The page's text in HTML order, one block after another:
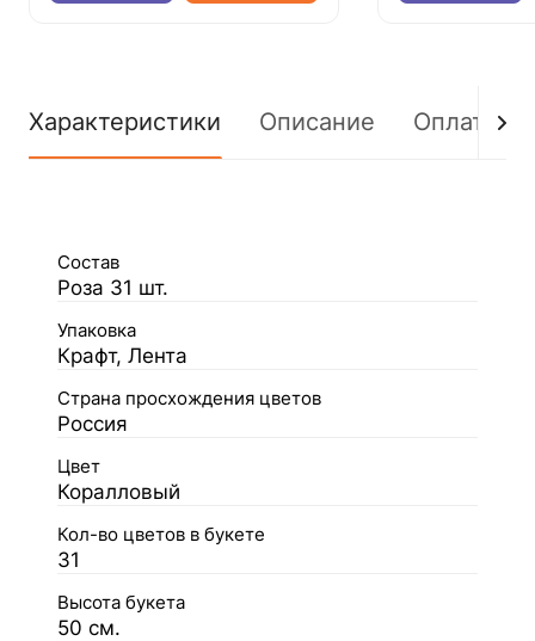
Характеристики Описание Оплата
Состав
Роза 31 шт.
Упаковка
Крафт, Лента
Страна просхождения цветов
Россия
Цвет
Коралловый
Кол-во цветов в букете
31
Высота букета
50 см.